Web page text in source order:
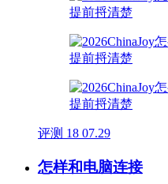
评测 18 07.29
怎样和电脑连接